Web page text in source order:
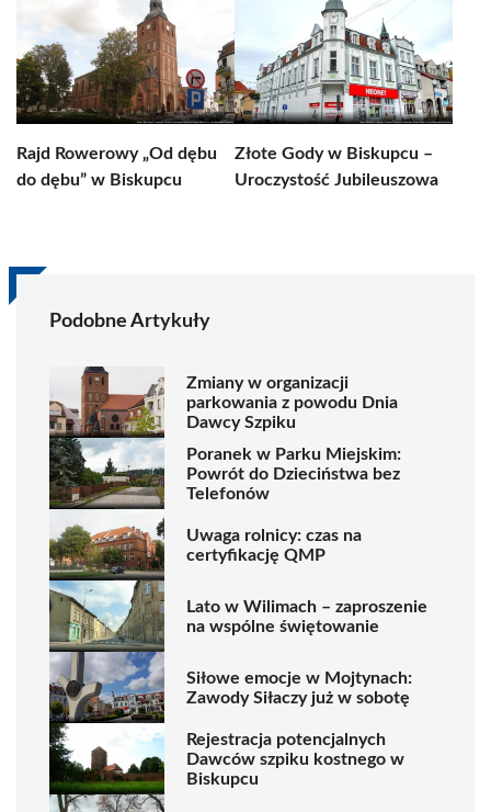
Rajd Rowerowy „Od dębu
do dębu” w Biskupcu
Złote Gody w Biskupcu –
Uroczystość Jubileuszowa
Podobne Artykuły
Zmiany w organizacji
parkowania z powodu Dnia
Dawcy Szpiku
Poranek w Parku Miejskim:
Powrót do Dzieciństwa bez
Telefonów
Uwaga rolnicy: czas na
certyfikację QMP
Lato w Wilimach – zaproszenie
na wspólne świętowanie
Siłowe emocje w Mojtynach:
Zawody Siłaczy już w sobotę
Rejestracja potencjalnych
Dawców szpiku kostnego w
Biskupcu